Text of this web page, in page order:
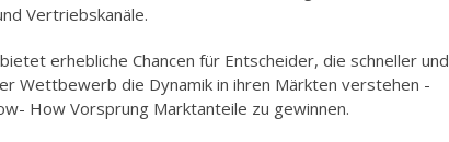
Vertriebskanäle.
erhebliche Chancen für Entscheider, die schneller und
Wettbewerb die Dynamik in ihren Märkten verstehen -
How Vorsprung Marktanteile zu gewinnen.